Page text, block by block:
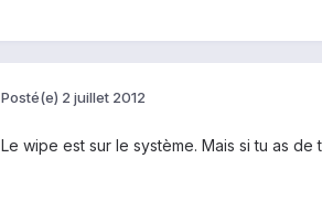
Posté(e) 2 juillet 2012
Le wipe est sur le système. Mais si tu as